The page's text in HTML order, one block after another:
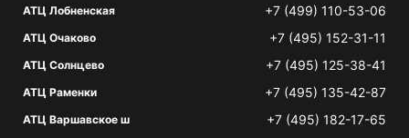
АТЦ Лобненская +7 (499) 110-53-06
АТЦ Очаково +7 (495) 152-31-11
АТЦ Солнцево +7 (495) 125-38-41
АТЦ Раменки +7 (495) 135-42-87
АТЦ Варшавское ш +7 (495) 182-17-65